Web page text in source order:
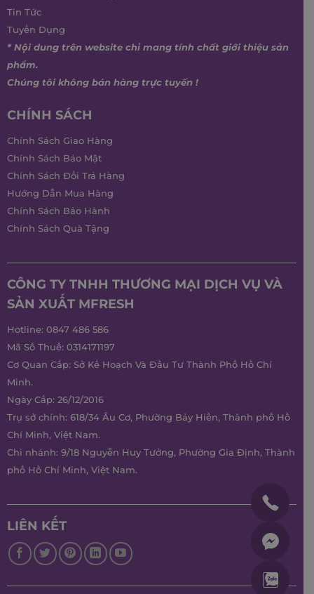
Tin Tức
Tuyển Dụng
* Nội dung trên website chỉ mang tính chất giới thiệu sản
phẩm.
Chúng tôi không bán hàng trực tuyến !
CHÍNH SÁCH
Chính Sách Giao Hàng
Chính Sách Bảo Mật
Chính Sách Đổi Trả Hàng
Hướng Dẫn Mua Hàng
Chính Sách Bảo Hành
Chính Sách Quà Tặng
CÔNG TY TNHH THƯƠNG MẠI DỊCH VỤ VÀ
SẢN XUẤT MFRESH
Hotline: 0847 486 586
Mã Số Thuế: 0314171197
Cơ Quan Cấp: Sở Kế Hoạch Và Đầu Tư Thành Phố Hồ Chí
Minh.
Ngày Cấp: 26/12/2016
Trụ sở chính: 618/34 Âu Cơ, Phường Bảy Hiền, Thành phố Hồ
Chí Minh, Việt Nam.
Chi nhánh: 9/18 Nguyễn Huy Tưởng, Phường Gia Định, Thành
phố Hồ Chí Minh, Việt Nam.
LIÊN KẾT